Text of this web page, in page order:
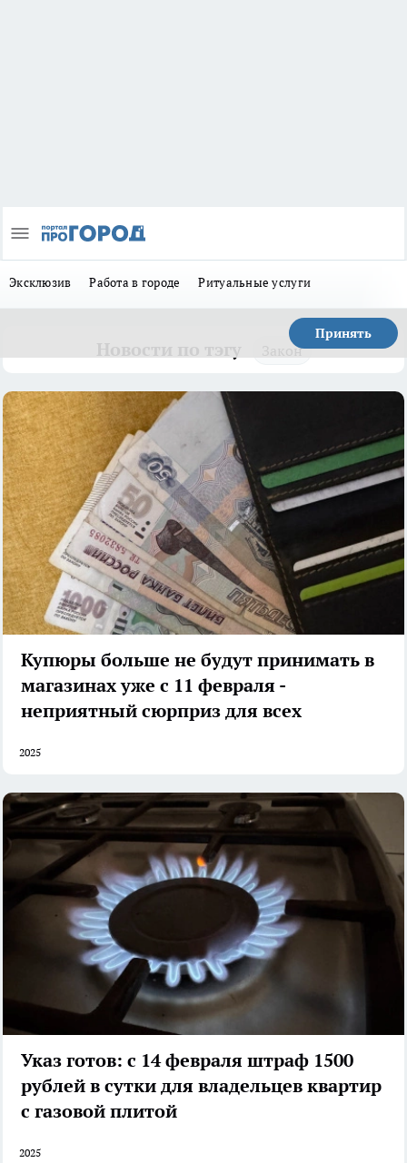
Эксклюзив Работа в городе Ритуальные услуги
Принять
Закон
Купюры больше не будут принимать в
магазинах уже с 11 февраля -
неприятный сюрприз для всех
2025
Указ готов: с 14 февраля штраф 1500
рублей в сутки для владельцев квартир
с газовой плитой
2025